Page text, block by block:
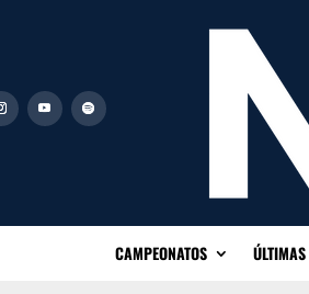
CAMPEONATOS ÚLTIMAS